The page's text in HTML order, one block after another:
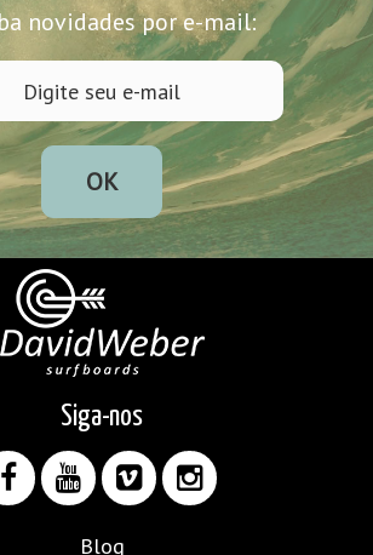
novidades por e-mail:
OK
Siga-nos
Blog